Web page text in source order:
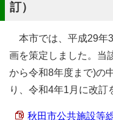
訂）
本市では、平成29年
画を策定しました。当
から令和8年度まで)の
り、令和4年1月に改訂
秋田市公共施設等